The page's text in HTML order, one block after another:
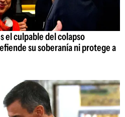
el culpable del colapso
su soberanía ni protege a